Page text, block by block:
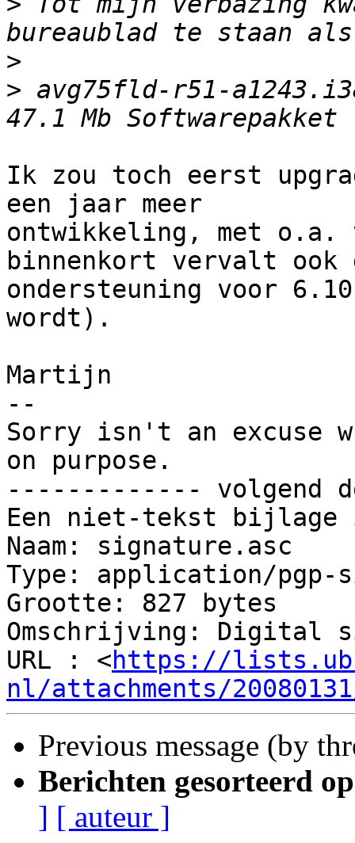
>
> avg75fld-r51-
Ik zou toch eerst
een jaar meer
ontwikkeling, met o.a.
binnenkort vervalt ook
ondersteuning voor
wordt).
Martijn
--
Sorry isn't an excuse
on purpose.
------------- volgend
Een niet-tekst
Naam: signature.asc
Type: application/pgp-
Grootte: 827 bytes
Omschrijving: Digital
URL : <https://
nl/attachments/
Previous message (by
Berichten gesorteerd
] [ auteur ]